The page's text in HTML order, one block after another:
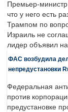
Премьер-
что у него есть
Трампом по
Израиль не
лидер объявил
ФАС возбудила
непредустановки
Федеральная
против
предустановке